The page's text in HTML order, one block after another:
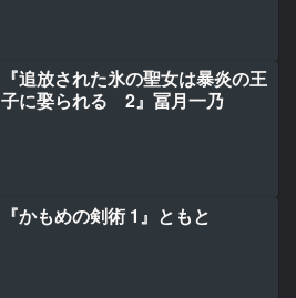
『追放された氷の聖女は暴炎の王
子に娶られる 2』冨月一乃
『かもめの剣術 1』ともと